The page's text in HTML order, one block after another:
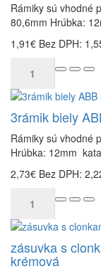
Rámiky sú vhodné
80,6mm Hrúbka:
1,91€ Bez DPH:
3rámik biely
Rámiky sú vhodné
Hrúbka: 12mm
2,73€ Bez DPH:
zásuvka s
krémová